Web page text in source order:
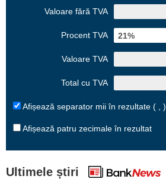
Valoare fără TVA
Procent TVA
Valoare TVA
Total cu TVA
Afișează separator mii în rezultate ( , )
Afișează patru zecimale în rezultat
Ultimele știri